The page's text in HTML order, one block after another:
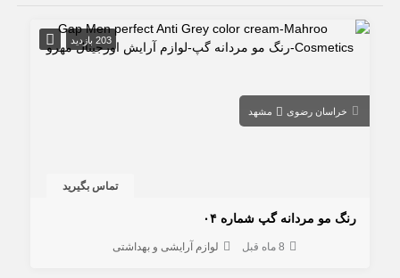
203 بازدید
خراسان رضوی مشهد
تماس بگیرید
رنگ مو مردانه گپ شماره ۰۴
8 ماه قبل لوازم آرایشی و بهداشتی